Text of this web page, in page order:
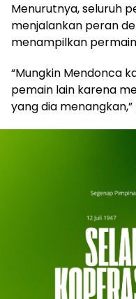
Menurutnya, seluruh
menjalankan peran
menampilkan
“Mungkin Mendonca
pemain lain karena
yang dia